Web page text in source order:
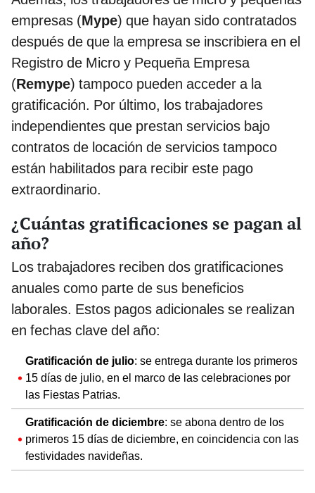
empresas (Mype) que hayan sido contratados
después de que la empresa se inscribiera en el
Registro de Micro y Pequeña Empresa
(Remype) tampoco pueden acceder a la
gratificación. Por último, los trabajadores
independientes que prestan servicios bajo
contratos de locación de servicios tampoco
están habilitados para recibir este pago
extraordinario.
¿Cuántas gratificaciones se pagan al
año?
Los trabajadores reciben dos gratificaciones
anuales como parte de sus beneficios
laborales. Estos pagos adicionales se realizan
en fechas clave del año:
Gratificación de julio: se entrega durante los primeros
15 días de julio, en el marco de las celebraciones por
las Fiestas Patrias.
Gratificación de diciembre: se abona dentro de los
primeros 15 días de diciembre, en coincidencia con las
festividades navideñas.